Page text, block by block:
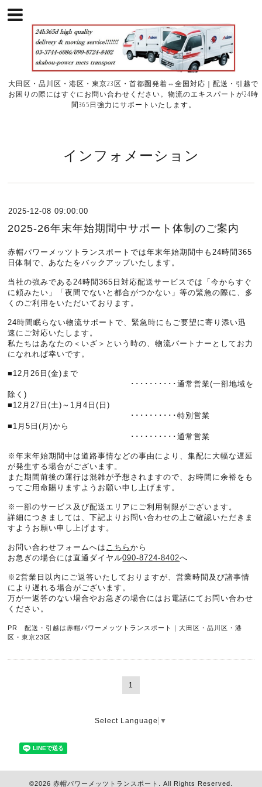
大田区・品川区・港区・東京23区・首都圏発着⇔全国対応｜配送・引越で
お困りの際にはすぐにお問い合わせください。物流のエキスパートが24時
間365日強力にサポートいたします。
インフォメーション
2025-12-08 09:00:00
2025-26年末年始期間中サポート体制のご案内
赤帽パワーメッツトランスポートでは年末年始期間中も24時間365
日体制で、あなたをバックアップいたします。
当社の強みである24時間365日対応配送サービスでは「今からすぐ
に頼みたい」「夜間でないと都合がつかない」等の緊急の際に、多
くのご利用をいただいております。
24時間眠らない物流サポートで、緊急時にもご要望に寄り添い迅
速にご対応いたします。
私たちはあなたの＜いざ＞という時の、物流パートナーとしてお力
になれれば幸いです。
■12月26日(金)まで
･･････････通常営業(一部地域を
除く)
■12月27日(土)～1月4日(日)
･･････････特別営業
■1月5日(月)から
･･････････通常営業
※年末年始期間中は道路事情などの事由により、集配に大幅な遅延
が発生する場合がございます。
また期間前後の運行は混雑が予想されますので、お時間に余裕をも
ってご用命賜りますようお願い申し上げます。
※一部のサービス及び配送エリアにご利用制限がございます。
詳細につきましては、下記よりお問い合わせの上ご確認いただきま
すようお願い申し上げます。
お問い合わせフォームへは こちらから
お急ぎの場合には直通ダイヤル090-8724-8402へ
※2営業日以内にご返答いたしておりますが、営業時間及び諸事情
により遅れる場合がございます。
万が一返答のない場合やお急ぎの場合にはお電話にてお問い合わせ
ください。
PR 配送・引越は赤帽パワーメッツトランスポート｜大田区・品川区・港
区・東京23区
1
Select Language ▼
©2026 赤帽パワーメッツトランスポート . All Rights Reserved.